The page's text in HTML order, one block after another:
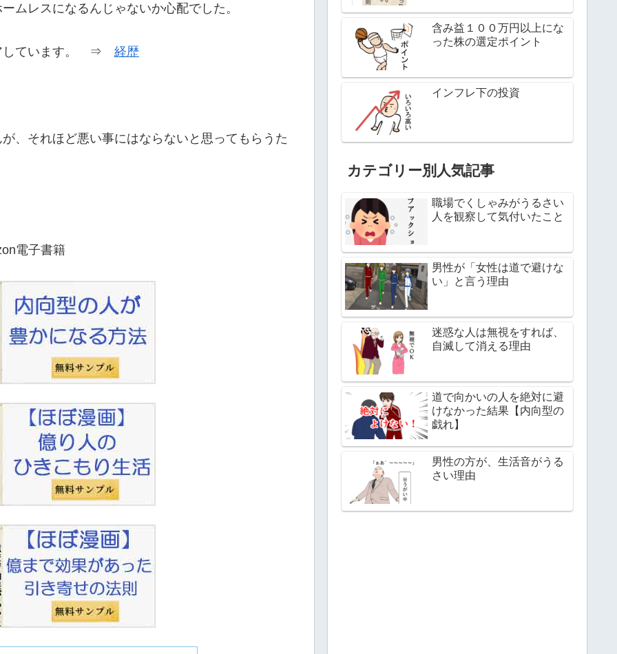
ムレスになるんじゃないか心配でした。
アしています。 ⇒ 経歴
、それほど悪い事にはならないと思ってもらうた
電子書籍
含み益１００万円以上にな
った株の選定ポイント
インフレ下の投資
カテゴリー別人気記事
職場でくしゃみがうるさい
人を観察して気付いたこと
男性が「女性は道で避けな
い」と言う理由
迷惑な人は無視をすれば、
自滅して消える理由
道で向かいの人を絶対に避
けなかった結果【内向型の
戯れ】
男性の方が、生活音がうる
さい理由